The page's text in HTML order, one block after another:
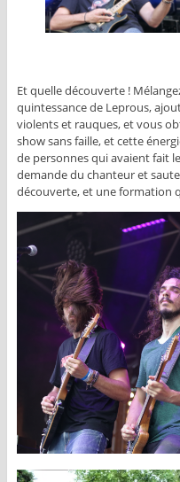
Et quelle découverte !
quintessance de Leprous,
violents et rauques, et vous
show sans faille, et cette
de personnes qui avaient fait
demande du chanteur et
découverte, et une formation